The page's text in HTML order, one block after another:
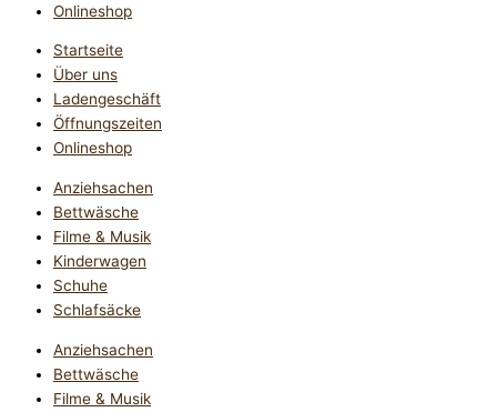
Onlineshop
Startseite
Über uns
Ladengeschäft
Öffnungszeiten
Onlineshop
Anziehsachen
Bettwäsche
Filme & Musik
Kinderwagen
Schuhe
Schlafsäcke
Anziehsachen
Bettwäsche
Filme & Musik